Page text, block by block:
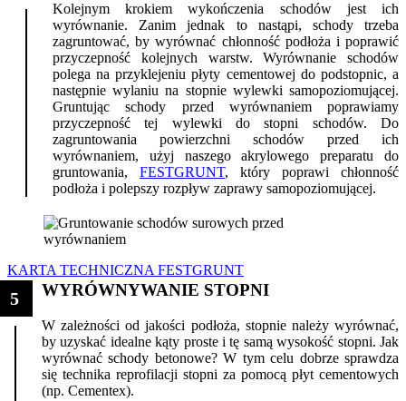
Kolejnym krokiem wykończenia schodów jest ich
wyrównanie. Zanim jednak to nastąpi, schody trzeba
zagruntować, by wyrównać chłonność podłoża i poprawić
przyczepność kolejnych warstw. Wyrównanie schodów
polega na przyklejeniu płyty cementowej do podstopnic, a
następnie wylaniu na stopnie wylewki samopoziomującej.
Gruntując schody przed wyrównaniem poprawiamy
przyczepność tej wylewki do stopni schodów. Do
zagruntowania powierzchni schodów przed ich
wyrównaniem, użyj naszego akrylowego preparatu do
gruntowania, FESTGRUNT, który poprawi chłonność
podłoża i polepszy rozpływ zaprawy samopoziomującej.
KARTA TECHNICZNA FESTGRUNT
5 WYRÓWNYWANIE STOPNI
W zależności od jakości podłoża, stopnie należy wyrównać,
by uzyskać idealne kąty proste i tę samą wysokość stopni. Jak
wyrównać schody betonowe? W tym celu dobrze sprawdza
się technika reprofilacji stopni za pomocą płyt cementowych
(np. Cementex).